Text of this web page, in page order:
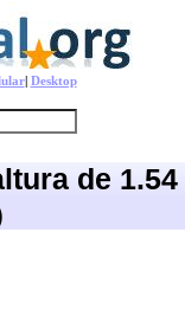
| Desktop
de 1.54